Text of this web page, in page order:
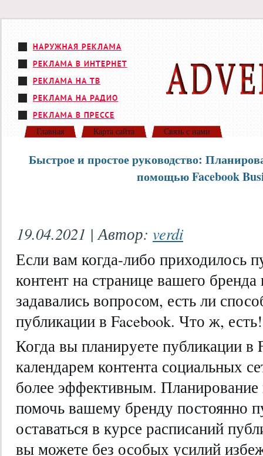
Главная Карта сайта Связь с нами
Быстрое и простое руководство:
помощью Facebook
19.04.2021 | Автор: verdi
Если вам когда-либо приходилось
контент на странице вашего
задавались вопросом, есть ли
публикации в Facebook. Что ж, есть!
Когда вы планируете публикации в
календарем контента социальных
более эффективным.
помочь вашему бренду постоянно
оставаться в курсе расписаний
вы можете без особых усилий